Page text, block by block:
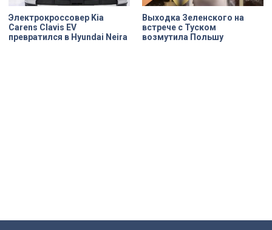
Электрокроссовер Kia
Carens Clavis EV
превратился в Hyundai Neira
Выходка Зеленского на
встрече с Туском
возмутила Польшу